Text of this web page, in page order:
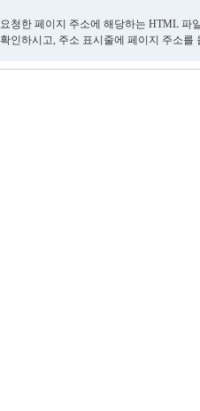
요청한 페이지 주소에 해당하는 HTML 파
확인하시고, 주소 표시줄에 페이지 주소